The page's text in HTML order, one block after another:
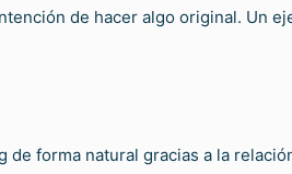
de hacer algo original. Un
forma natural gracias a la